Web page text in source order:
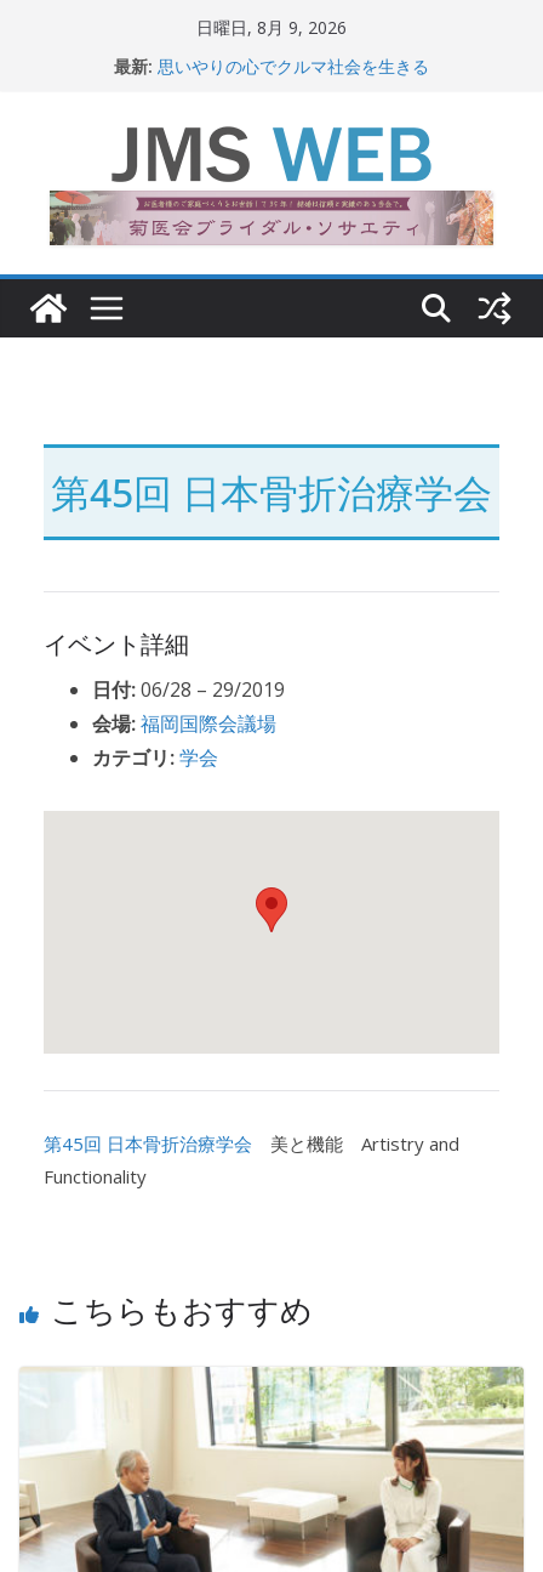
ッ
日曜日, 8月 9, 2026
最新: 思いやりの心でクルマ社会を生きる
関東大震災から100 年
新生ニッポン！
第45回 日本骨折治療学会
イベント詳細
日付:06/28 – 29/2019
会場:福岡国際会議場
カテゴリ:学会
第45回 日本骨折治療学会 美と機能 Artistry and
Functionality
こちらもおすすめ